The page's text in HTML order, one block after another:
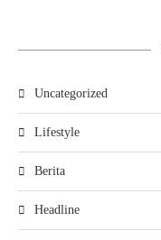
Uncategorized
Lifestyle
Berita
Headline